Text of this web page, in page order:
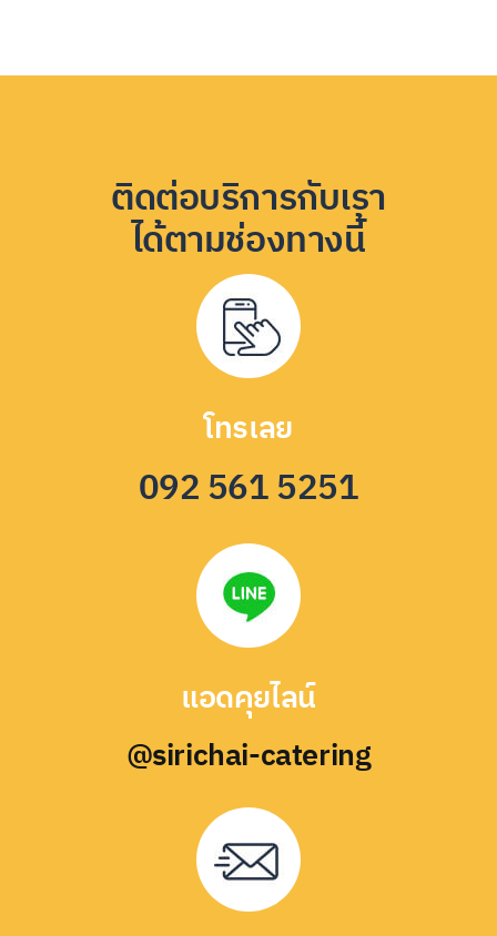
ติดต่อบริการกับเรา
ได้ตามช่องทางนี้
โทรเลย
092 561 5251
แอดคุยไลน์
@sirichai-catering